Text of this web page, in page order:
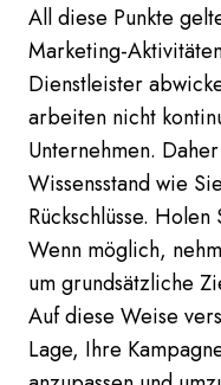
All diese Punkte
Marketing-
Dienstleister
arbeiten nicht
Unternehmen.
Wissensstand wie
Rückschlüsse.
Wenn möglich,
um grundsätzliche
Auf diese Weise
Lage, Ihre